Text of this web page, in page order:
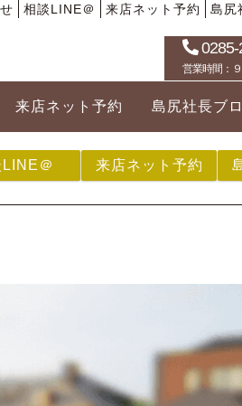
相談LINE＠ 来店ネット予約 島尻
0285-
営業時間：
来店ネット予約 島尻社長ブ
＠ 来店ネット予約